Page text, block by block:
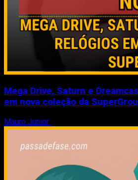
Mega Drive, Saturn e
em nova coleção da
Mauro Junior